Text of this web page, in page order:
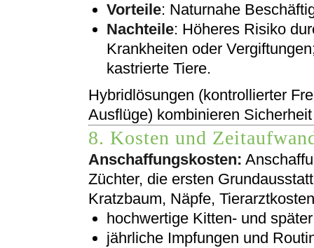
Vorteile: Naturnahe
Nachteile: Höheres Risiko
Krankheiten oder
kastrierte Tiere.
Hybridlösungen (kontrollierter
Ausflüge) kombinieren
8. Kosten und
Anschaffungskosten:
Züchter, die ersten
Kratzbaum, Näpfe,
hochwertige Kitten- und
jährliche Impfungen und